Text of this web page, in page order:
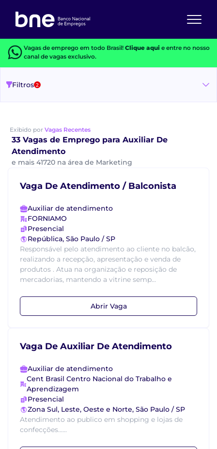
Vagas de emprego em todo Brasil! Clique aquie entre no nosso
canal de vagas exclusivo.
Filtros 2
Exibido por Vagas Recentes
33 Vagas de Emprego para Auxiliar De
Atendimento
e mais 41720 na área de Marketing
Vaga De Atendimento / Balconista
Auxiliar de atendimento
FORNIAMO
Presencial
República, São Paulo / SP
Responsável pelo atendimento ao cliente no balcão,
realizando a recepção, apresentação e venda de
produtos . Atua na organização e reposição de
mercadorias, mantendo a vitrine semp...
Abrir Vaga
Vaga De Auxiliar De Atendimento
Auxiliar de atendimento
Cent Brasil Centro Nacional do Trabalho e
Aprendizagem
Presencial
Zona Sul, Leste, Oeste e Norte, São Paulo / SP
Atendimento ao publico em shopping e lojas de
confecções......